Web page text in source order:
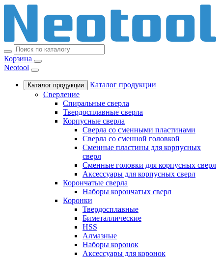
Корзина
Neotool
Каталог продукции
Каталог продукции
Сверление
Спиральные сверла
Твердосплавные сверла
Корпусные сверла
Сверла со сменными пластинами
Сверла со сменной головкой
Сменные пластины для корпусных
сверл
Сменные головки для корпусных сверл
Аксессуары для корпусных сверл
Корончатые сверла
Наборы корончатых сверл
Коронки
Твердосплавные
Биметаллические
HSS
Алмазные
Наборы коронок
Аксессуары для коронок